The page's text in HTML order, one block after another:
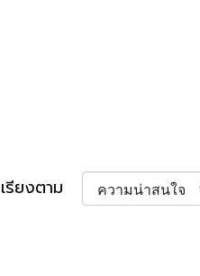
เรียงตาม